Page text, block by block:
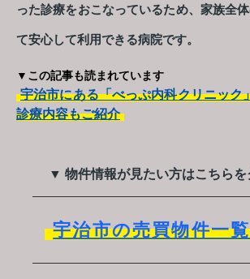
った診療をおこなっているため、家族全
て安心して利用できる病院です。
▼この記事も読まれています
宇治市にある「べっぷ内科クリニック
診療内容もご紹介
▼ 物件情報が見たい方はこちら
宇治市の売買物件一